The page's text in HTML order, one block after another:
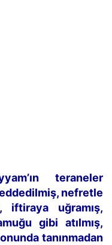
teraneler
nefretle
iftiraya uğramış,
gibi atılmış,
tanınmadan